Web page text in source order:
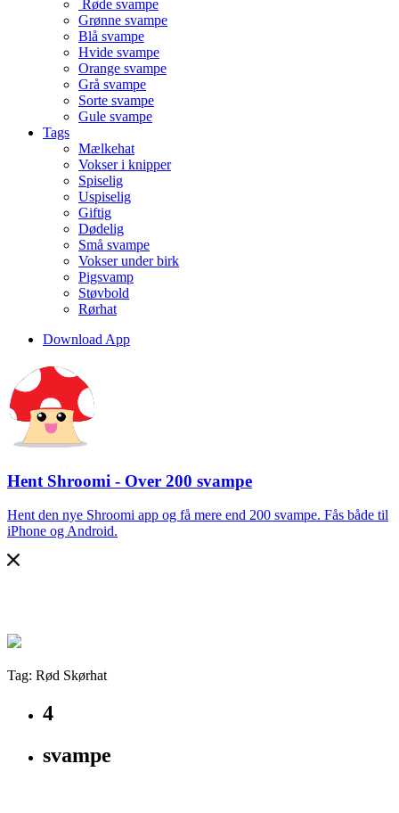
Røde svampe
Grønne svampe
Blå svampe
Hvide svampe
Orange svampe
Grå svampe
Sorte svampe
Gule svampe
Tags
Mælkehat
Vokser i knipper
Spiselig
Uspiselig
Giftig
Dødelig
Små svampe
Vokser under birk
Pigsvamp
Støvbold
Rørhat
Download App
Hent Shroomi - Over 200 svampe
Hent den nye Shroomi app og få mere end 200 svampe. Fås både til
iPhone og Android.
Tag: Rød Skørhat
4
svampe